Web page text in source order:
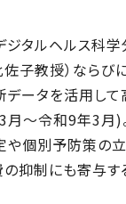
タルヘルス科
子教授）なら
データを活用し
～令和9年3月)
個別予防策の
抑制にも寄与す